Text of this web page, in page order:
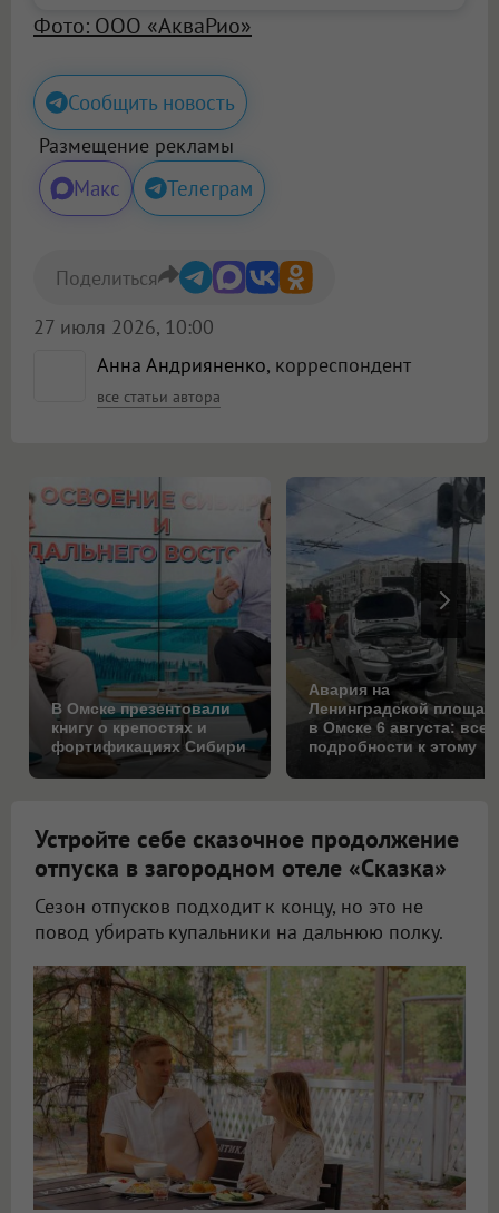
Фото: ООО «АкваРио»
Сообщить новость
Размещение рекламы
Макс Телеграм
Анна Андрияненко, корреспондент
все статьи автора
27 июля 2026, 10:00
Поделиться
В Омске презентовали
книгу о крепостях и
фортификациях Сибири
Авария на
Ленинградской
в Омске 6 августа: все
подробности к этому
Устройте себе сказочное продолжение
отпуска в загородном отеле «Сказка»
Сезон отпусков подходит к концу, но это не
повод убирать купальники на дальнюю полку.